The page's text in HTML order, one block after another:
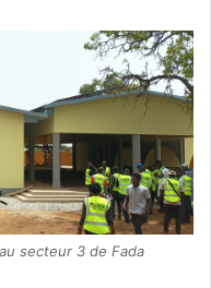
secteur 3 de Fada